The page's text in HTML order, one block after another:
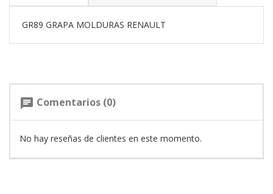
GR89 GRAPA MOLDURAS RENAULT
chat Comentarios (0)
No hay reseñas de clientes en este momento.